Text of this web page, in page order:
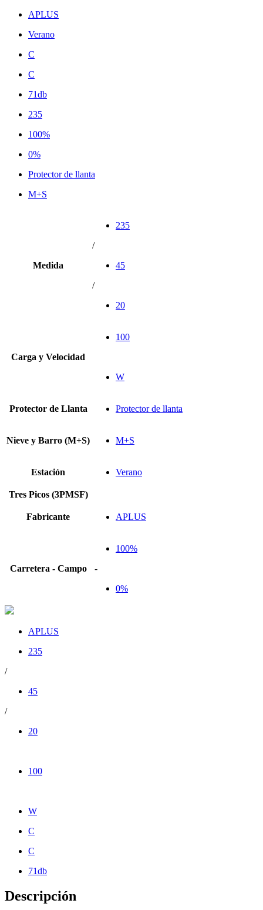
APLUS
Verano
C
C
71db
235
100%
0%
Protector de llanta
M+S
Medida
235
/
45
/
20
Carga y Velocidad
100
W
Protector de Llanta Protector de llanta
Nieve y Barro (M+S) M+S
Estación Verano
Tres Picos (3PMSF)
Fabricante APLUS
Carretera - Campo
100%
-
0%
APLUS
235
/
45
/
20
100
W
C
C
71db
Descripción